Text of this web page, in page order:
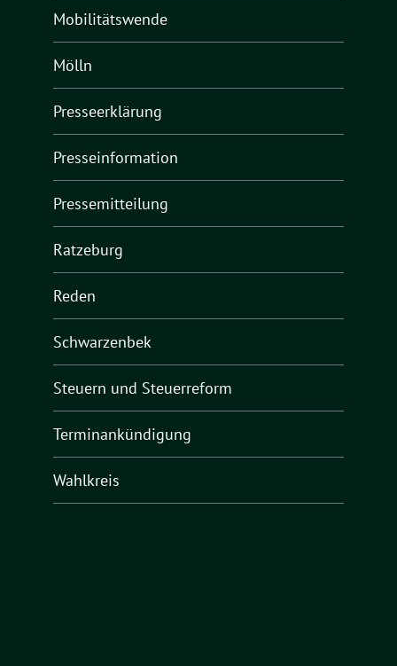
Mobilitätswende
Mölln
Presseerklärung
Presseinformation
Pressemitteilung
Ratzeburg
Reden
Schwarzenbek
Steuern und Steuerreform
Terminankündigung
Wahlkreis